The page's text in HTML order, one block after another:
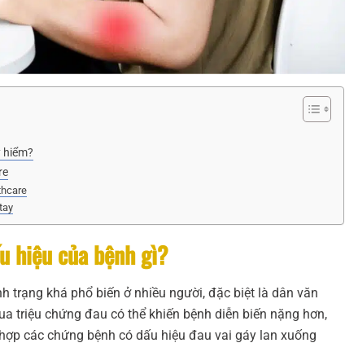
hiệu của bệnh gì?
trạng khá phổ biến ở nhiều người, đặc biệt là dân văn
triệu chứng đau có thể khiến bệnh diễn biến nặng hơn,
các chứng bệnh có dấu hiệu đau vai gáy lan xuống